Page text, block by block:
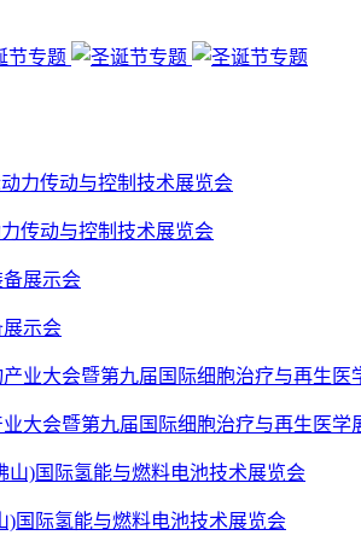
传动与控制技术展览会
展示会
大会暨第九届国际细胞治疗与再生医学
)国际氢能与燃料电池技术展览会